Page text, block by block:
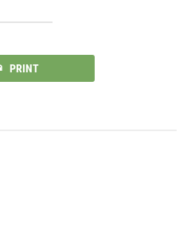
PRINT